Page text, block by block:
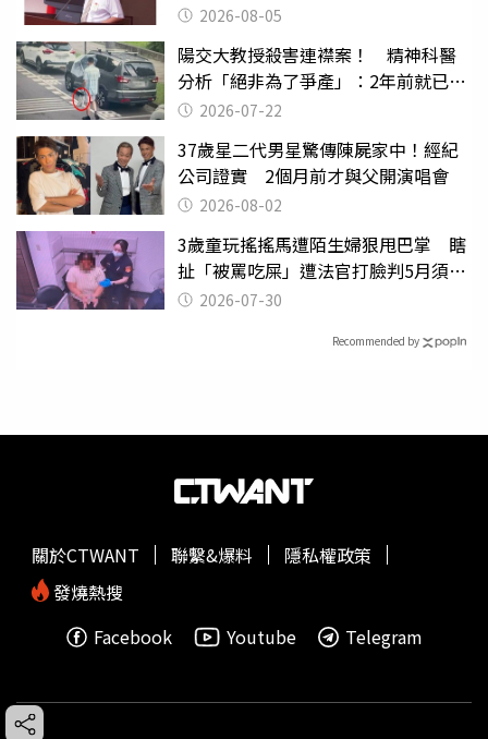
2026-08-05
陽交大教授殺害連襟案！ 精神科醫
分析「絕非為了爭產」：2年前就已言
行詭異
2026-07-22
37歲星二代男星驚傳陳屍家中！經紀
公司證實 2個月前才與父開演唱會
2026-08-02
3歲童玩搖搖馬遭陌生婦狠甩巴掌 瞎
扯「被罵吃屎」遭法官打臉判5月須入
監 2026-07-30
Recommended by
關於CTWANT 聯繫&爆料
隱私權政策
發燒熱搜
Facebook
Youtube Telegram